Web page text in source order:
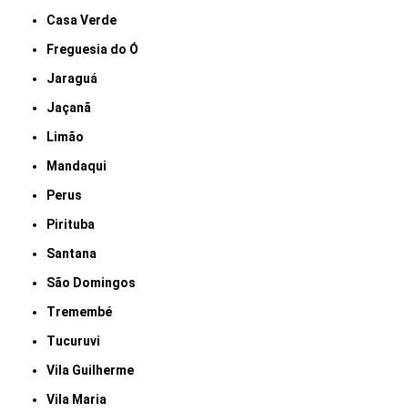
Casa Verde
Freguesia do Ó
Jaraguá
Jaçanã
Limão
Mandaqui
Perus
Pirituba
Santana
São Domingos
Tremembé
Tucuruvi
Vila Guilherme
Vila Maria